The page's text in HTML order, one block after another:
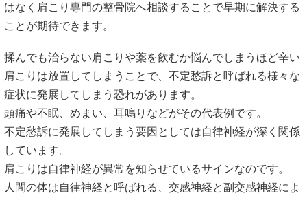
はなく肩こり専門の整骨院へ相談することで早期に解決する
ことが期待できます。
揉んでも治らない肩こりや薬を飲むか悩んでしまうほど辛い
肩こりは放置してしまうことで、不定愁訴と呼ばれる様々な
症状に発展してしまう恐れがあります。
頭痛や不眠、めまい、耳鳴りなどがその代表例です。
不定愁訴に発展してしまう要因としては自律神経が深く関係
しています。
肩こりは自律神経が異常を知らせているサインなのです。
人間の体は自律神経と呼ばれる、交感神経と副交感神経によ